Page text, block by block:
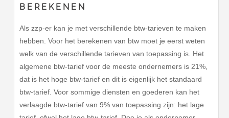
BEREKENEN
Als zzp-er kan je met verschillende btw-tarieven te maken
hebben. Voor het berekenen van btw moet je eerst weten
welk van de verschillende tarieven van toepassing is. Het
algemene btw-tarief voor de meeste ondernemers is 21%,
dat is het hoge btw-tarief en dit is eigenlijk het standaard
btw-tarief. Voor sommige diensten en goederen kan het
verlaagde btw-tarief van 9% van toepassing zijn: het lage